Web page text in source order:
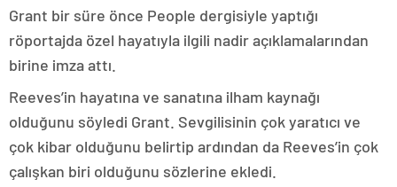
Grant bir süre önce People dergisiyle yaptığı
röportajda özel hayatıyla ilgili nadir açıklamalarından
birine imza attı.
Reeves’in hayatına ve sanatına ilham kaynağı
olduğunu söyledi Grant. Sevgilisinin çok yaratıcı ve
çok kibar olduğunu belirtip ardından da Reeves’in çok
çalışkan biri olduğunu sözlerine ekledi.